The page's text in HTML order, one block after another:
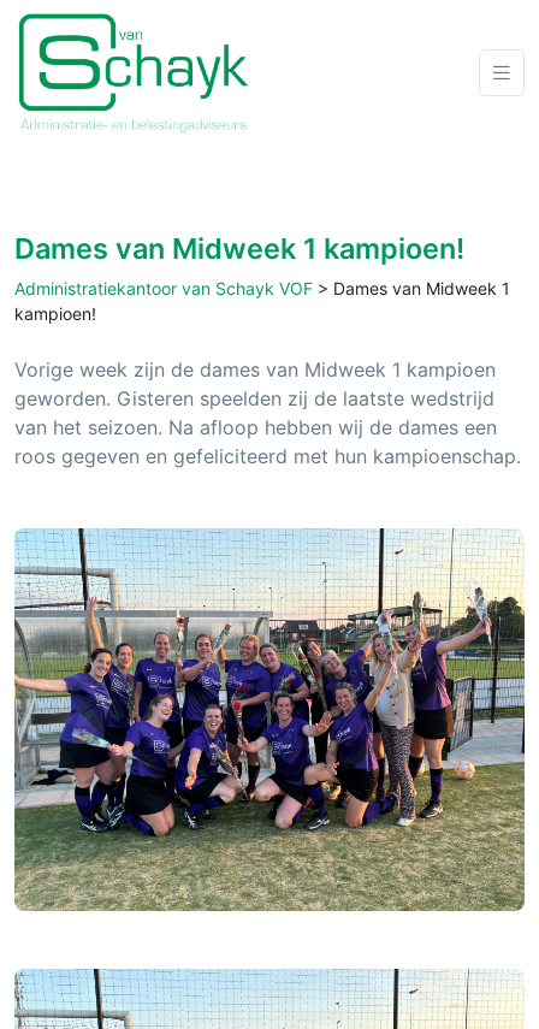
Dames van Midweek 1 kampioen!
Administratiekantoor van Schayk VOF > Dames van Midweek 1
kampioen!
Vorige week zijn de dames van Midweek 1 kampioen
geworden. Gisteren speelden zij de laatste wedstrijd
van het seizoen. Na afloop hebben wij de dames een
roos gegeven en gefeliciteerd met hun kampioenschap.